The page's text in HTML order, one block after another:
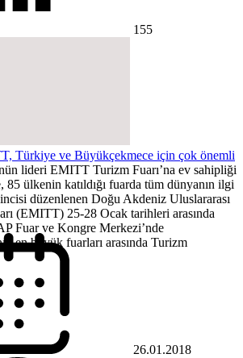
155
Türkiye ve Büyükçekmece için çok önemli
lideri EMITT Turizm Fuarı’na ev sahipliği
ülkenin katıldığı fuarda tüm dünyanın ilgi
düzenlenen Doğu Akdeniz Uluslararası
(EMITT) 25-28 Ocak tarihleri arasında
Fuar ve Kongre Merkezi’nde
en büyük fuarları arasında Turizm
26.01.2018